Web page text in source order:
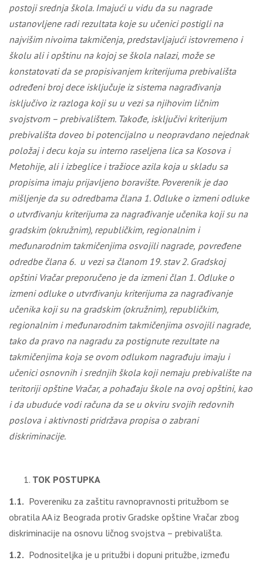
postoji srednja škola. Imajući u vidu da su nagrade
ustanovljene radi rezultata koje su učenici postigli na
najvišim nivoima takmičenja, predstavljajući istovremeno i
školu ali i opštinu na kojoj se škola nalazi, može se
konstatovati da se propisivanjem kriterijuma prebivališta
određeni broj dece isključuje iz sistema nagrađivanja
isključivo iz razloga koji su u vezi sa njihovim ličnim
svojstvom – prebivalištem. Takođe, isključivi kriterijum
prebivališta doveo bi potencijalno u neopravdano nejednak
položaj i decu koja su interno raseljena lica sa Kosova i
Metohije, ali i izbeglice i tražioce azila koja u skladu sa
propisima imaju prijavljeno boravište. Poverenik je dao
mišljenje da su odredbama člana 1. Odluke o izmeni odluke
o utvrđivanju kriterijuma za nagrađivanje učenika koji su na
gradskim (okružnim), republičkim, regionalnim i
međunarodnim takmičenjima osvojili nagrade, povređene
odredbe člana 6. u vezi sa članom 19. stav 2. Gradskoj
opštini Vračar preporučeno je da izmeni član 1. Odluke o
izmeni odluke o utvrđivanju kriterijuma za nagrađivanje
učenika koji su na gradskim (okružnim), republičkim,
regionalnim i međunarodnim takmičenjima osvojili nagrade,
tako da pravo na nagradu za postignute rezultate na
takmičenjima koja se ovom odlukom nagrađuju imaju i
učenici osnovnih i srednjih škola koji nemaju prebivalište na
teritoriji opštine Vračar, a pohađaju škole na ovoj opštini, kao
i da ubuduće vodi računa da se u okviru svojih redovnih
poslova i aktivnosti pridržava propisa o zabrani
diskriminacije.
TOK POSTUPKA
1.1. Povereniku za zaštitu ravnopravnosti pritužbom se
obratila AA iz Beograda protiv Gradske opštine Vračar zbog
diskriminacije na osnovu ličnog svojstva – prebivališta.
1.2. Podnositeljka je u pritužbi i dopuni pritužbe, između